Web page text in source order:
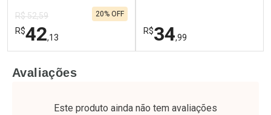
Por R$ 17,59/cada
R$ 52,59
R$42,13
20% OFF
Laboratório
Por Menos
R$34,99
Laboratório
Por Menos
Avaliações
Este produto ainda não tem avaliações